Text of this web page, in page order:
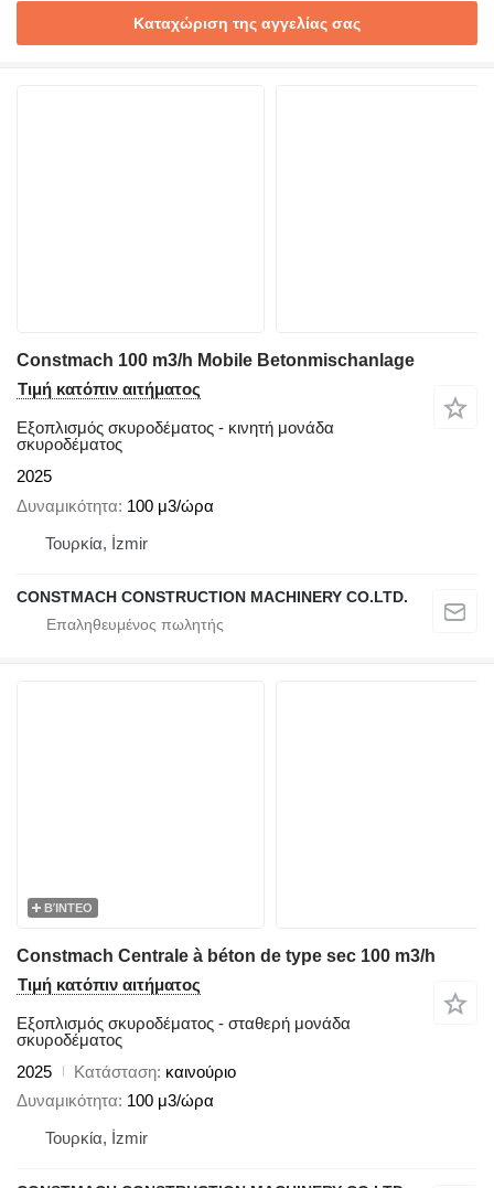
Καταχώριση της αγγελίας σας
Constmach 100 m3/h Mobile Betonmischanlage
Τιμή κατόπιν αιτήματος
Εξοπλισμός σκυροδέματος - κινητή μονάδα
σκυροδέματος
2025
Δυναμικότητα 100 μ3/ώρα
Τουρκία, İzmir
CONSTMACH CONSTRUCTION MACHINERY CO.LTD.
ΒΊΝΤΕΟ
Constmach Centrale à béton de type sec 100 m3/h
Τιμή κατόπιν αιτήματος
Εξοπλισμός σκυροδέματος - σταθερή μονάδα
σκυροδέματος
2025
Κατάσταση καινούριο
Δυναμικότητα 100 μ3/ώρα
Τουρκία, İzmir